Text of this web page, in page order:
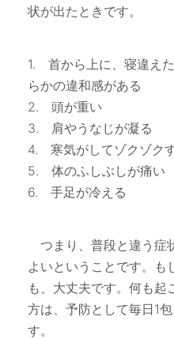
状が出たときです。
1. 首から上に、寝違え
らかの違和感がある
2. 頭が重い
3. 肩やうなじが凝る
4. 寒気がしてゾクゾク
5. 体のふしぶしが痛い
6. 手足が冷える
つまり、普段と違う症
よいということです。も
も、大丈夫です。何も起
方は、予防として毎日1
す。